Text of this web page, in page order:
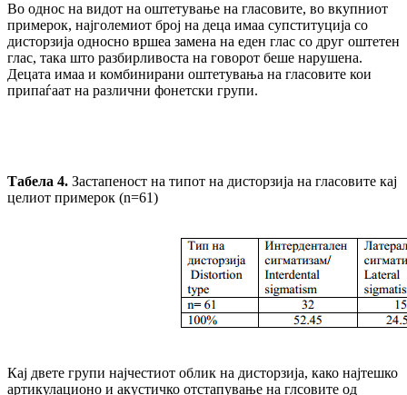
Во однос на видот на оштетување на гласовите, во вкупниот
примерок, најголемиот број на деца имаа супституција со
дисторзија односно вршеа замена на еден глас со друг оштетен
глас, така што разбирливоста на говорот беше нарушена.
Децата имаа и комбинирани оштетувања на гласовите кои
припаѓаат на различни фонетски групи.
Табела 4. Застапеност на типот на дисторзија на гласовите кај
целиот примерок (n=61)
Кај двете групи најчестиот облик на дисторзија, како најтешко
артикулационо и акустичко отстапување на глсовите од